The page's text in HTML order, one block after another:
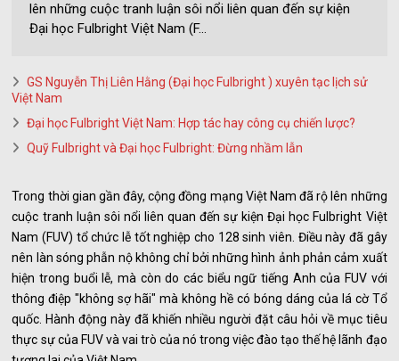
lên những cuộc tranh luận sôi nổi liên quan đến sự kiện
Đại học Fulbright Việt Nam (F...
GS Nguyễn Thị Liên Hằng (Đại học Fulbright ) xuyên tạc lịch sử
Việt Nam
Đại học Fulbright Việt Nam: Hợp tác hay công cụ chiến lược?
Quỹ Fulbright và Đại học Fulbright: Đừng nhầm lẫn
Trong thời gian gần đây, cộng đồng mạng Việt Nam đã rộ lên những
cuộc tranh luận sôi nổi liên quan đến sự kiện Đại học Fulbright Việt
Nam (FUV) tổ chức lễ tốt nghiệp cho 128 sinh viên. Điều này đã gây
nên làn sóng phẫn nộ không chỉ bởi những hình ảnh phản cảm xuất
hiện trong buổi lễ, mà còn do các biểu ngữ tiếng Anh của FUV với
thông điệp "không sợ hãi" mà không hề có bóng dáng của lá cờ Tổ
quốc. Hành động này đã khiến nhiều người đặt câu hỏi về mục tiêu
thực sự của FUV và vai trò của nó trong việc đào tạo thế hệ lãnh đạo